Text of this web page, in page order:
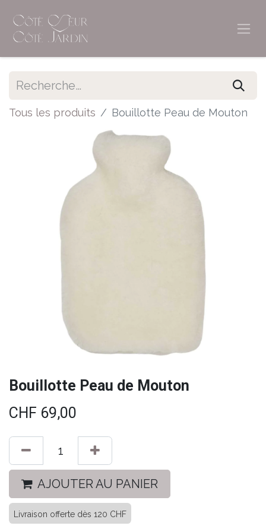
Tous les produits Bouillotte Peau de Mouton
Bouillotte Peau de Mouton
CHF 69,00
AJOUTER AU PANIER
Livraison offerte dès 120 CHF